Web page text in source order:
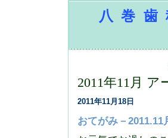
八巻
2011年11月 ア
2011年11月18日
おてがみ－2011.11